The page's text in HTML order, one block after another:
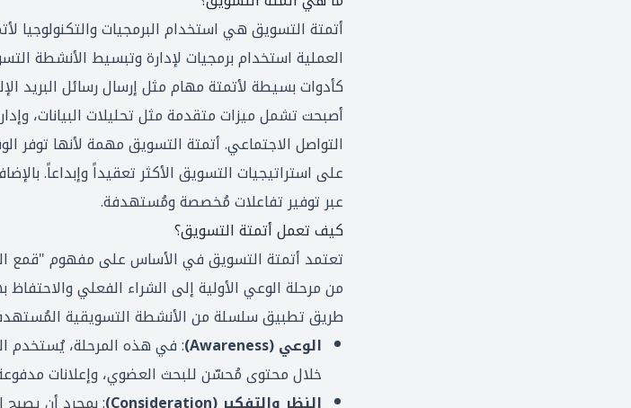
أتمتة التسويق هي استخدام البرمجيات والتكنولوجيا
العملية استخدام برمجيات لإدارة وتبسيط الأنشطة
كأدوات بسيطة لأتمتة مهام مثل إرسال رسائل البريد
أصبحت تشمل ميزات متقدمة مثل تحليلات البيانات،
التواصل الاجتماعي. أتمتة التسويق مهمة لأنها توفر
على استراتيجيات التسويق الأكثر تعقيداً وإبداعاً.
عبر توفير تفاعلات مُخصصة ومُستهدفة.
كيف تعمل أتمتة التسويق؟
تعتمد أتمتة التسويق في الأساس على مفهوم "قمع
من مرحلة الوعي الأولية إلى الشراء الفعلي
طريق تطبيق سلسلة من الأنشطة التسويقية
الوعي (Awareness)
: في هذه المرحلة، يُستخدم
خلال محتوى مُحسّن للبحث العضوي، وإعلانات